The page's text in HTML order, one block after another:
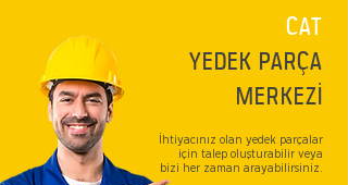
CAT
YEDEK PARÇA
MERKEZİ
İhtiyacınız olan yedek parçalar
için talep oluşturabilir veya
bizi her zaman arayabilirsiniz.